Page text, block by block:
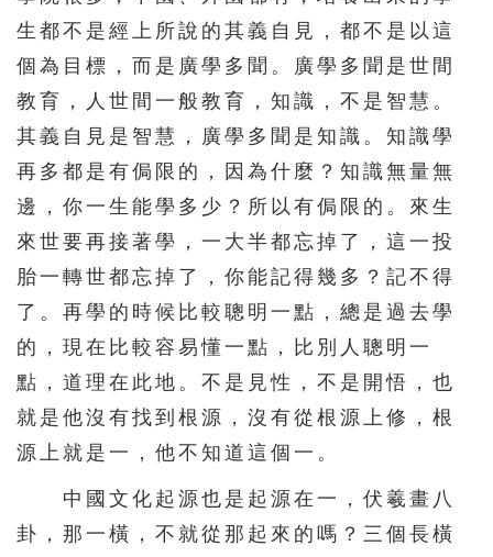
611 612 613 614 615
616 617 618 619 620
626 627 628 629 630
631 632 633 634 635
636 637 638 639 640
641 642 643 644
生都不是經上所說的其義自見，都不是以這
個為目標，而是廣學多聞。廣學多聞是世間
教育，人世間一般教育，知識，不是智慧。
其義自見是智慧，廣學多聞是知識。知識學
再多都是有侷限的，因為什麼？知識無量無
邊，你一生能學多少？所以有侷限的。來生
來世要再接著學，一大半都忘掉了，這一投
胎一轉世都忘掉了，你能記得幾多？記不得
了。再學的時候比較聰明一點，總是過去學
的，現在比較容易懂一點，比別人聰明一
點，道理在此地。不是見性，不是開悟，也
就是他沒有找到根源，沒有從根源上修，根
源上就是一，他不知道這個一。
中國文化起源也是起源在一，伏羲畫八
卦，那一橫，不就從那起來的嗎？三個長橫